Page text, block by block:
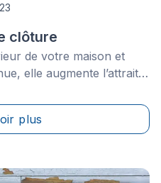
clôture
de votre maison et
elle augmente l’attrait
et nuit, elle fait face à de
pluie, grésil, chaleur,
plus